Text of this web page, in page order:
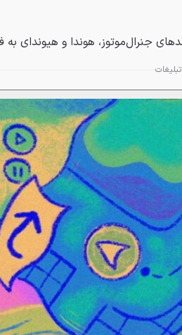
جنرال‌موتوز، هوندا و هیوندای
تبلیغات